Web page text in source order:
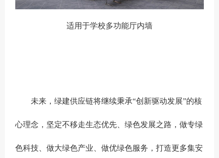
适用于学校多功能厅内墙
未来，绿建供应链将继续秉承“创新驱动发展”的核
心理念，坚定不移走生态优先、绿色发展之路，做专绿
色科技、做大绿色产业、做优绿色服务，打造更多集安